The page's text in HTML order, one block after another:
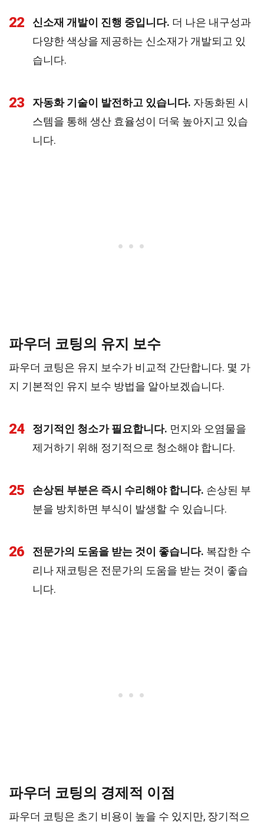
22 신소재 개발이 진행 중입니다. 더 나은 내구성과
다양한 색상을 제공하는 신소재가 개발되고 있
습니다.
23 자동화 기술이 발전하고 있습니다. 자동화된 시
스템을 통해 생산 효율성이 더욱 높아지고 있습
니다.
파우더 코팅의 유지 보수
파우더 코팅은 유지 보수가 비교적 간단합니다. 몇 가
지 기본적인 유지 보수 방법을 알아보겠습니다.
24 정기적인 청소가 필요합니다. 먼지와 오염물을
제거하기 위해 정기적으로 청소해야 합니다.
25 손상된 부분은 즉시 수리해야 합니다. 손상된 부
분을 방치하면 부식이 발생할 수 있습니다.
26 전문가의 도움을 받는 것이 좋습니다. 복잡한 수
리나 재코팅은 전문가의 도움을 받는 것이 좋습
니다.
파우더 코팅의 경제적 이점
파우더 코팅은 초기 비용이 높을 수 있지만, 장기적으